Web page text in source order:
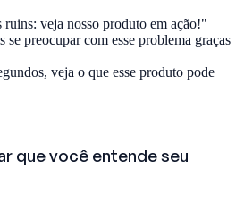
ruins: veja nosso produto em ação!"
se preocupar com esse problema graças
veja o que esse produto pode
que você entende seu